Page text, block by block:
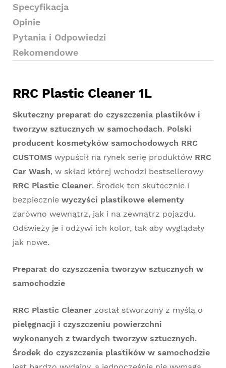
Specyfikacja
Opinie
Pytania i Odpowiedzi
Rekomendowe
RRC Plastic Cleaner 1L
Skuteczny preparat do czyszczenia plastików i
tworzyw sztucznych w samochodach. Polski
producent kosmetyków samochodowych RRC
CUSTOMS wypuścił na rynek serię produktów RRC
Car Wash, w skład której wchodzi bestsellerowy
RRC Plastic Cleaner. Środek ten skutecznie i
bezpiecznie wyczyści plastikowe elementy
zarówno wewnątrz, jak i na zewnątrz pojazdu.
Odświeży je i odżywi ich kolor, tak aby wyglądały
jak nowe.
Preparat do czyszczenia tworzyw sztucznych w
samochodzie
RRC Plastic Cleaner został stworzony z myślą o
pielęgnacji i czyszczeniu powierzchni
wykonanych z twardych tworzyw sztucznych.
Środek do czyszczenia plastików w samochodzie